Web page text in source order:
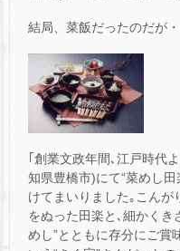
結局、菜飯だったのだが・
｢創業文政年間､江戸時代
知県豊橋市)にて“菜めし
けてまいりました｡こん
をぬった田楽と､細かくき
めし”とともに存分にご賞